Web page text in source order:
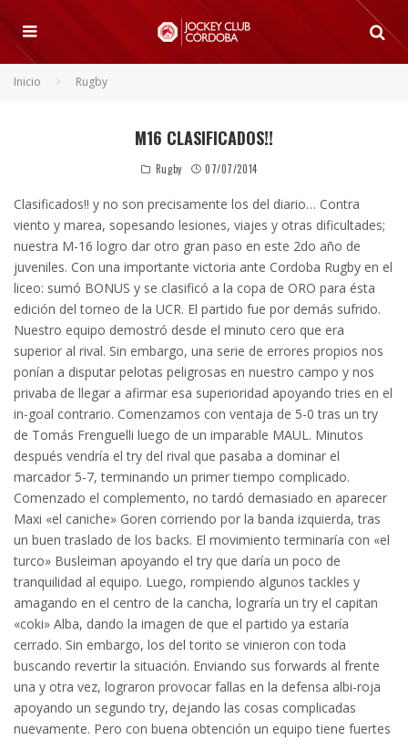
Inicio Rugby
M16 CLASIFICADOS!!
Rugby 07/07/2014
Clasificados!! y no son precisamente los del diario… Contra
viento y marea, sopesando lesiones, viajes y otras dificultades;
nuestra M-16 logro dar otro gran paso en este 2do año de
juveniles. Con una importante victoria ante Cordoba Rugby en el
liceo: sumó BONUS y se clasificó a la copa de ORO para ésta
edición del torneo de la UCR. El partido fue por demás sufrido.
Nuestro equipo demostró desde el minuto cero que era
superior al rival. Sin embargo, una serie de errores propios nos
ponían a disputar pelotas peligrosas en nuestro campo y nos
privaba de llegar a afirmar esa superioridad apoyando tries en el
in-goal contrario. Comenzamos con ventaja de 5-0 tras un try
de Tomás Frenguelli luego de un imparable MAUL. Minutos
después vendría el try del rival que pasaba a dominar el
marcador 5-7, terminando un primer tiempo complicado.
Comenzado el complemento, no tardó demasiado en aparecer
Maxi «el caniche» Goren corriendo por la banda izquierda, tras
un buen traslado de los backs. El movimiento terminaría con «el
turco» Busleiman apoyando el try que daría un poco de
tranquilidad al equipo. Luego, rompiendo algunos tackles y
amagando en el centro de la cancha, lograría un try el capitan
«coki» Alba, dando la imagen de que el partido ya estaría
cerrado. Sin embargo, los del torito se vinieron con toda
buscando revertir la situación. Enviando sus forwards al frente
una y otra vez, lograron provocar fallas en la defensa albi-roja
apoyando un segundo try, dejando las cosas complicadas
nuevamente. Pero con buena obtención un equipo tiene fuertes